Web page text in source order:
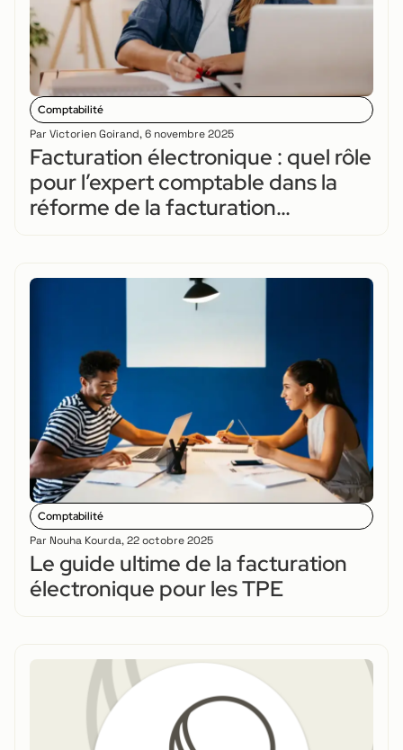
Comptabilité
Par Victorien Goirand,6 novembre 2025
Facturation électronique : quel rôle
pour l’expert comptable dans la
réforme de la facturation
Comptabilité
Par Nouha Kourda,22 octobre 2025
Le guide ultime de la facturation
électronique pour les TPE